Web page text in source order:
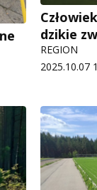
dzikie
REGION
2025.10.07